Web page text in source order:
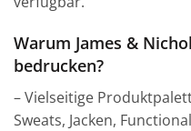
Warum James &
bedrucken?
– Vielseitige
Sweats, Jacken,